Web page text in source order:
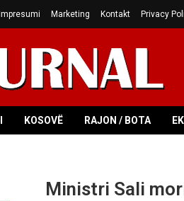
Impresumi Marketing Kontakt Privacy
KOSOVË RAJON / BOTA
Ministri Sali